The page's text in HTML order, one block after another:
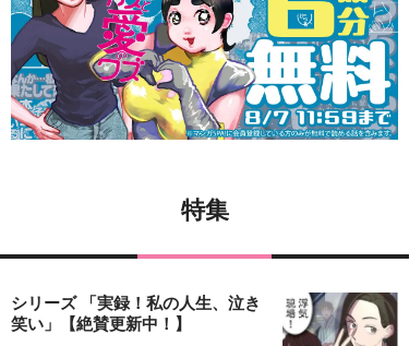
特集
シリーズ 「実録！私の人生、泣き
笑い」【絶賛更新中！】